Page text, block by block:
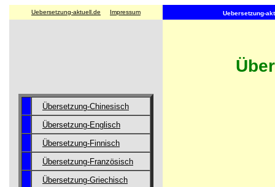
Uebersetzung-aktuell.de Impressum Uebersetzung-
Übersetzung-Chinesisch
Übersetzung-Englisch
Übersetzung-Finnisch
Übersetzung-Französisch
Übersetzung-Griechisch